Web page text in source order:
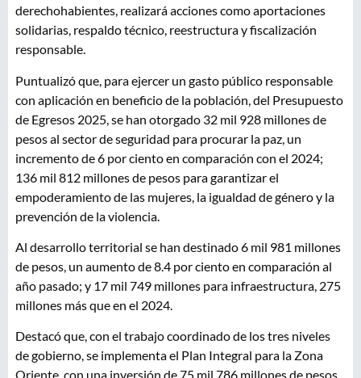
derechohabientes, realizará acciones como aportaciones
solidarias, respaldo técnico, reestructura y fiscalización
responsable.
Puntualizó que, para ejercer un gasto público responsable
con aplicación en beneficio de la población, del Presupuesto
de Egresos 2025, se han otorgado 32 mil 928 millones de
pesos al sector de seguridad para procurar la paz, un
incremento de 6 por ciento en comparación con el 2024;
136 mil 812 millones de pesos para garantizar el
empoderamiento de las mujeres, la igualdad de género y la
prevención de la violencia.
Al desarrollo territorial se han destinado 6 mil 981 millones
de pesos, un aumento de 8.4 por ciento en comparación al
año pasado; y 17 mil 749 millones para infraestructura, 275
millones más que en el 2024.
Destacó que, con el trabajo coordinado de los tres niveles
de gobierno, se implementa el Plan Integral para la Zona
Oriente, con una inversión de 75 mil 786 millones de pesos,